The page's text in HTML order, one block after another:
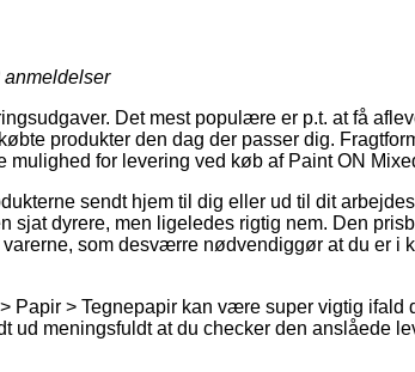
anmeldelser
Det mest populære er p.t. at få
produkter den dag der passer dig.
mulighed for levering ved køb af Paint ON
sendt hjem til dig eller ud til dit
sjat dyrere, men ligeledes rigtig nem. Den
som desværre nødvendiggør at du er i
Papir > Tegnepapir kan være super vigtig ifald
ud meningsfuldt at du checker den anslåede